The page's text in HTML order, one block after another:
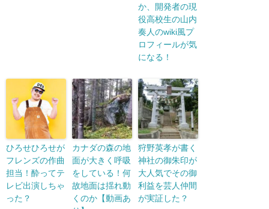
か、開発者の現
役高校生の山内
奏人のwiki風プ
ロフィールが気
になる！
ひろせひろせが
フレンズの作曲
担当！酔ってテ
レビ出演しちゃ
った？
カナダの森の地
面が大きく呼吸
をしている！何
故地面は揺れ動
くのか【動画あ
狩野英孝が書く
神社の御朱印が
大人気でその御
利益を芸人仲間
が実証した？